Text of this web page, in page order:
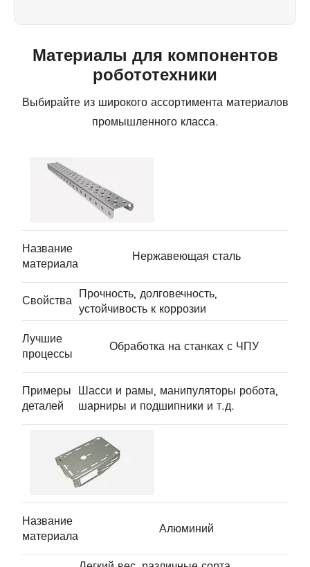
Выбирайте из широкого ассортимента материалов
промышленного класса.
Материалы для компонентов
робототехники
Название
материала
Нержавеющая сталь
Свойства
Прочность, долговечность,
устойчивость к коррозии
Лучшие
процессы
Обработка на станках с ЧПУ
Примеры
деталей
Шасси и рамы, манипуляторы робота,
шарниры и подшипники и т.д.
Название
материала
Алюминий